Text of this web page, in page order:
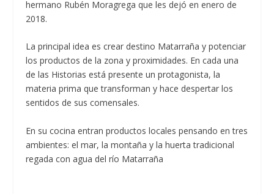
hermano Rubén Moragrega que les dejó en enero de
2018.
La principal idea es crear destino Matarraña y potenciar
los productos de la zona y proximidades. En cada una
de las Historias está presente un protagonista, la
materia prima que transforman y hace despertar los
sentidos de sus comensales.
En su cocina entran productos locales pensando en tres
ambientes: el mar, la montaña y la huerta tradicional
regada con agua del río Matarraña